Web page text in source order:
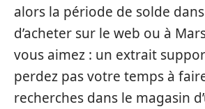
alors la période de solde
d’acheter sur le web ou à
vous aimez : un extrait
perdez pas votre temps à
recherches dans le magasin